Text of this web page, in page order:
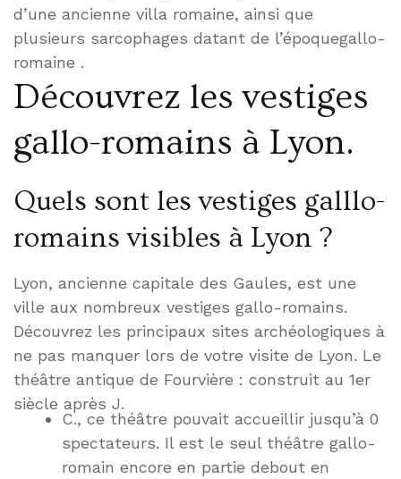
d’une ancienne villa romaine, ainsi que
plusieurs sarcophages datant de l’époquegallo-
romaine .
Découvrez les vestiges
gallo-romains à Lyon.
Quels sont les vestiges galllo-
romains visibles à Lyon ?
Lyon, ancienne capitale des Gaules, est une
ville aux nombreux vestiges gallo-romains.
Découvrez les principaux sites archéologiques à
ne pas manquer lors de votre visite de Lyon. Le
théâtre antique de Fourvière : construit au 1er
siècle après J.
C., ce théâtre pouvait accueillir jusqu’à 0
spectateurs. Il est le seul théâtre gallo-
romain encore en partie debout en